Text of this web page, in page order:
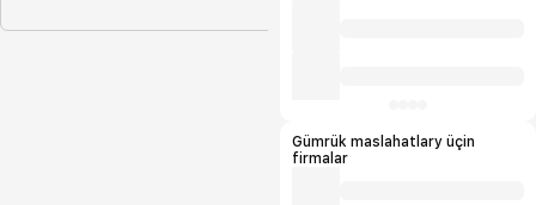
Gümrük maslahatlary üçin
firmalar